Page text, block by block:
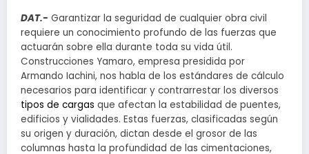
DAT.- Garantizar la seguridad de cualquier obra civil
requiere un conocimiento profundo de las fuerzas que
actuarán sobre ella durante toda su vida útil.
Construcciones Yamaro, empresa presidida por
Armando Iachini, nos habla de los estándares de cálculo
necesarios para identificar y contrarrestar los diversos
tipos de cargas que afectan la estabilidad de puentes,
edificios y vialidades. Estas fuerzas, clasificadas según
su origen y duración, dictan desde el grosor de las
columnas hasta la profundidad de las cimentaciones,